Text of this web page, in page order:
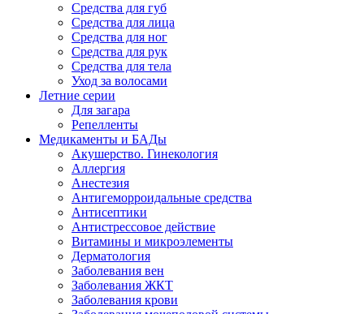
Средства для губ
Средства для лица
Средства для ног
Средства для рук
Средства для тела
Уход за волосами
Летние серии
Для загара
Репелленты
Медикаменты и БАДы
Акушерство. Гинекология
Аллергия
Анестезия
Антигеморроидальные средства
Антисептики
Антистрессовое действие
Витамины и микроэлементы
Дерматология
Заболевания вен
Заболевания ЖКТ
Заболевания крови